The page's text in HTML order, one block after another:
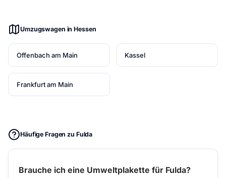
Umzugswagen in Hessen
Offenbach am Main Kassel
Frankfurt am Main
Häufige Fragen zu Fulda
Brauche ich eine Umweltplakette für Fulda?